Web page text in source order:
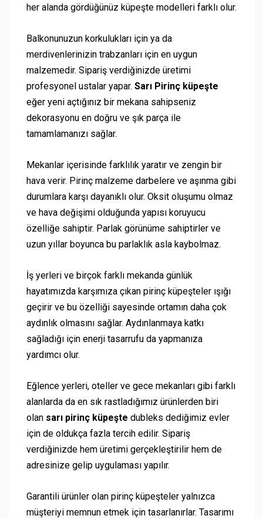
her alanda gördüğünüz küpeşte modelleri farklı olur.
Balkonunuzun korkulukları için ya da
merdivenlerinizin trabzanları için en uygun
malzemedir. Sipariş verdiğinizde üretimi
profesyonel ustalar yapar. Sarı Pirinç küpeşte
eğer yeni açtığınız bir mekana sahipseniz
dekorasyonu en doğru ve şık parça ile
tamamlamanızı sağlar.
Mekanlar içerisinde farklılık yaratır ve zengin bir
hava verir. Pirinç malzeme darbelere ve aşınma gibi
durumlara karşı dayanıklı olur. Oksit oluşumu olmaz
ve hava değişimi olduğunda yapısı koruyucu
özelliğe sahiptir. Parlak görünüme sahiptirler ve
uzun yıllar boyunca bu parlaklık asla kaybolmaz.
İş yerleri ve birçok farklı mekanda günlük
hayatımızda karşımıza çıkan pirinç küpeşteler ışığı
geçirir ve bu özelliği sayesinde ortamın daha çok
aydınlık olmasını sağlar. Aydınlanmaya katkı
sağladığı için enerji tasarrufu da yapmanıza
yardımcı olur.
Eğlence yerleri, oteller ve gece mekanları gibi farklı
alanlarda da en sık rastladığımız ürünlerden biri
olan sarı pirinç küpeşte dubleks dediğimiz evler
için de oldukça fazla tercih edilir. Sipariş
verdiğinizde hem üretimi gerçekleştirilir hem de
adresinize gelip uygulaması yapılır.
Garantili ürünler olan pirinç küpeşteler yalnızca
müşteriyi memnun etmek için tasarlanırlar. Tasarımı